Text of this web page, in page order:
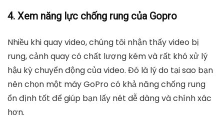
4. Xem năng lực chống rung của Gopro
Nhiều khi quay video, chúng tôi nhận thấy video bị
rung, cảnh quay có chất lượng kém và rất khó xử lý
hậu kỳ chuyển động của video. Đó là lý do tại sao bạn
nên chọn một máy GoPro có khả năng chống rung
ổn định tốt để giúp bạn lấy nét dễ dàng và chính xác
hơn.